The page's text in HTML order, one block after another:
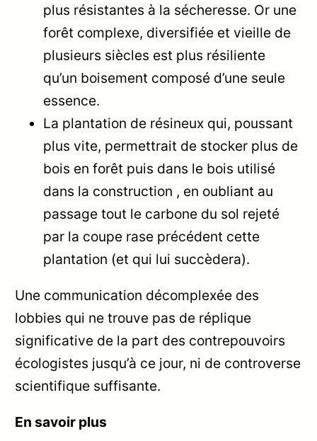
plus résistantes à la sécheresse. Or une
forêt complexe, diversifiée et vieille de
plusieurs siècles est plus résiliente
qu’un boisement composé d’une seule
essence.
La plantation de résineux qui, poussant
plus vite, permettrait de stocker plus de
bois en forêt puis dans le bois utilisé
dans la construction , en oubliant au
passage tout le carbone du sol rejeté
par la coupe rase précédent cette
plantation (et qui lui succèdera).
Une communication décomplexée des
lobbies qui ne trouve pas de réplique
significative de la part des contrepouvoirs
écologistes jusqu’à ce jour, ni de controverse
scientifique suffisante.
En savoir plus